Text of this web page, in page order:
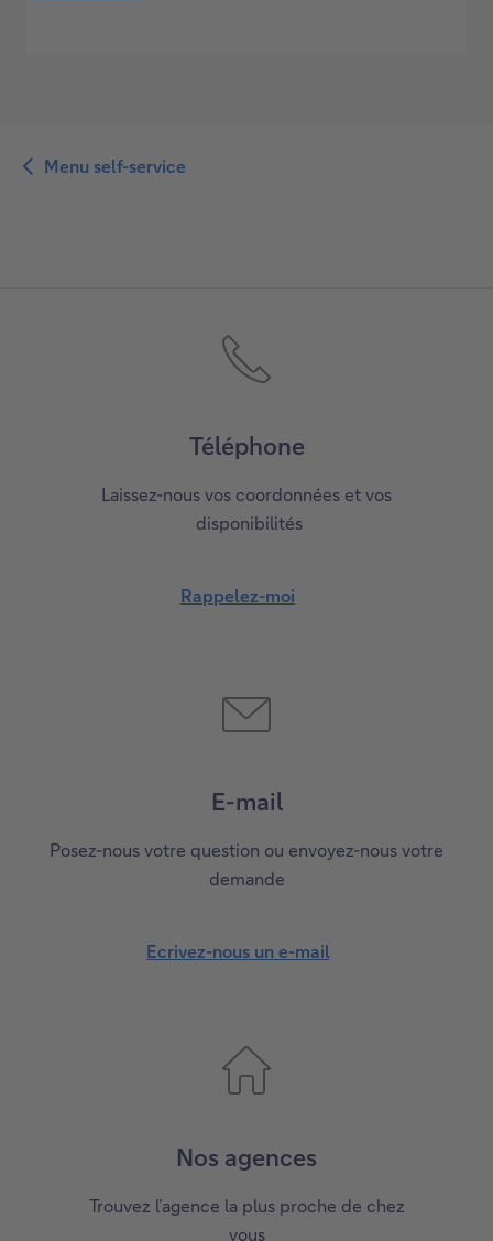
Menu self-service
Téléphone
Laissez-nous vos coordonnées et vos
disponibilités
Rappelez-moi
E-mail
Posez-nous votre question ou envoyez-nous votre
demande
Ecrivez-nous un e-mail
Nos agences
Trouvez l’agence la plus proche de chez
vous